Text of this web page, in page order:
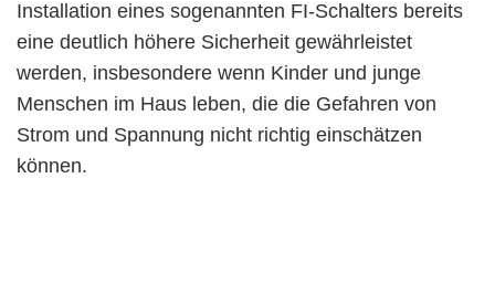
Installation eines sogenannten FI-Schalters bereits
eine deutlich höhere Sicherheit gewährleistet
werden, insbesondere wenn Kinder und junge
Menschen im Haus leben, die die Gefahren von
Strom und Spannung nicht richtig einschätzen
können.